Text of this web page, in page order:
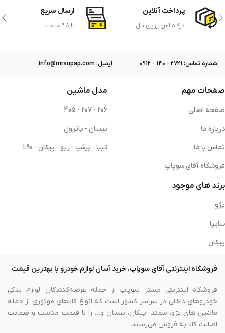
پرداخت آنلاین
درگاه امن زرین پال
ارسال سریع
تا 48 ساعت
ﺷﻤﺎره ﺗﻤﺎس: 2721 - 140 - 0912 ایمیل: Info@mrsupap.com
صفحات مهم
صفحه اصلی
درباره ما
تماس با ما
فروشگاه آقای سوپاپ
مدل ماشین
206 - 207 - 405
نیسان - پاترول
تیبا - پرشیا - ریو - پیکان - L90
برند های موجود
پژو
سایپا
پیکان
فروشگاه اینترنتی آقای سوپاپ، خرید آسان لوازم خودرو با بهترین قیمت
فروشگاه اینترنتی مستر سوپاپ از جمله عرضه‌کنندگان لوازم یدکی
خودروهای داخلی در سراسر کشور است که انواع کالاهای موتوری از جمله
ماشین های پژو، سمند، پیکان، نیسان و… را با قیمت مناسب و ضمانت
اصالت کالا به فروش می‌رساند.